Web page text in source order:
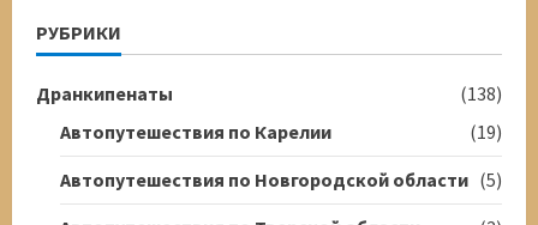
РУБРИКИ
Дранкипенаты
(138)
Автопутешествия по Карелии
(19)
Автопутешествия по Новгородской области (5)